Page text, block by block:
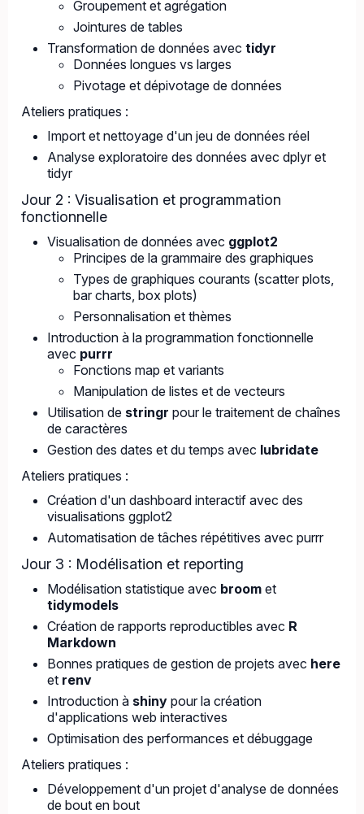
Groupement et agrégation
Jointures de tables
Transformation de données avec tidyr
Données longues vs larges
Pivotage et dépivotage de données
Ateliers pratiques :
Import et nettoyage d'un jeu de données réel
Analyse exploratoire des données avec dplyr et
tidyr
Jour 2 : Visualisation et programmation
fonctionnelle
Visualisation de données avec ggplot2
Principes de la grammaire des graphiques
Types de graphiques courants (scatter plots,
bar charts, box plots)
Personnalisation et thèmes
Introduction à la programmation fonctionnelle
avec purrr
Fonctions map et variants
Manipulation de listes et de vecteurs
Utilisation de stringr pour le traitement de chaînes
de caractères
Gestion des dates et du temps avec lubridate
Ateliers pratiques :
Création d'un dashboard interactif avec des
visualisations ggplot2
Automatisation de tâches répétitives avec purrr
Jour 3 : Modélisation et reporting
Modélisation statistique avec broom et
tidymodels
Création de rapports reproductibles avec R
Markdown
Bonnes pratiques de gestion de projets avec here
et renv
Introduction à shiny pour la création
d'applications web interactives
Optimisation des performances et débuggage
Ateliers pratiques :
Développement d'un projet d'analyse de données
de bout en bout